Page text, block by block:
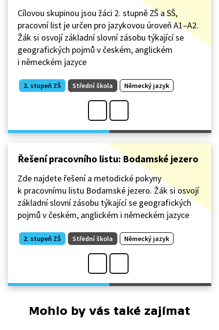
Cílovou skupinou jsou žáci 2. stupně ZŠ a SŠ,
pracovní list je určen pro jazykovou úroveň A1–A2.
Žák si osvojí základní slovní zásobu týkající se
geografických pojmů v českém, anglickém
i německém jazyce
2. stupeň ZŠ Střední škola Německý jazyk
Řešení pracovního listu: Bodamské jezero
Zde najdete řešení a metodické pokyny
k pracovnímu listu Bodamské jezero. Žák si osvojí
základní slovní zásobu týkající se geografických
pojmů v českém, anglickém i německém jazyce
2. stupeň ZŠ Střední škola Německý jazyk
Mohlo by vás také zajímat